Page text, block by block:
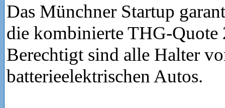
Das Münchner Startup
die kombinierte THG-Quote
Berechtigt sind alle Halter
batterieelektrischen Autos.